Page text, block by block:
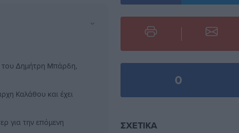
⌄
του Δημήτρη Μπάρδη,
Καλάθου και έχει
για την επόμενη
0
ΣΧΕΤΙΚΆ